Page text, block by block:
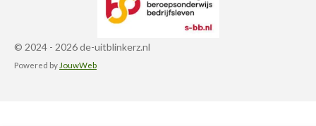
© 2024 - 2026 de-uitblinkerz.nl
Powered by JouwWeb